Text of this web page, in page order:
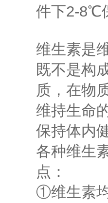
件下2-8℃
维生素是
既不是构
质，在物
维持生命
保持体内
各种维生
点：
①维生素